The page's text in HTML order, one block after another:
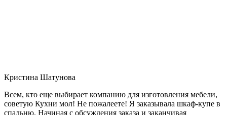
Кристина Шатунова
Всем, кто еще выбирает компанию для изготовления мебели,
советую Кухни мол! Не пожалеете! Я заказывала шкаф-купе в
спальню. Начиная с обсуждения заказа и заканчивая